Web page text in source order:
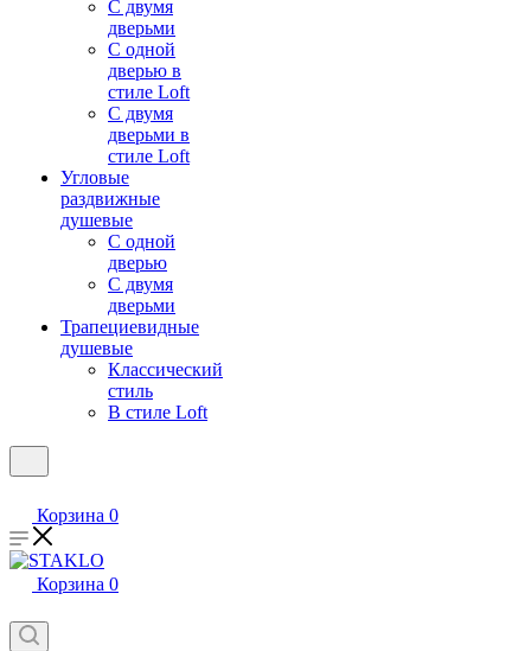
С двумя
дверьми
С одной
дверью в
стиле Loft
С двумя
дверьми в
стиле Loft
Угловые
раздвижные
душевые
С одной
дверью
С двумя
дверьми
Трапециевидные
душевые
Классический
стиль
В стиле Loft
Корзина 0
Корзина 0